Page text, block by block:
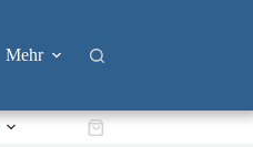
Mehr
Warenkorb